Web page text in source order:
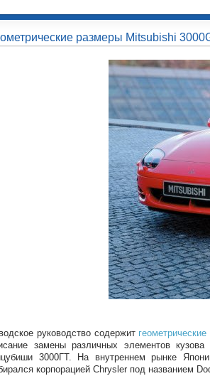
размеры Mitsubishi
руководство содержит
замены различных элементов
3000ГТ. На внутреннем рынке
корпорацией Chrysler под названием